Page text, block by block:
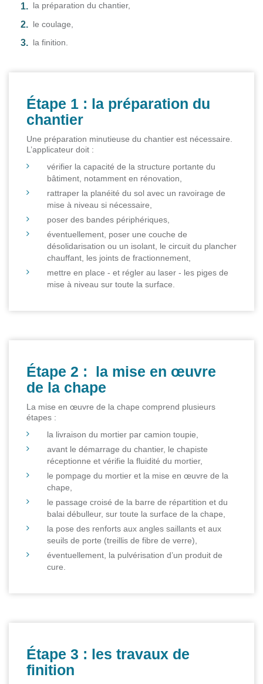
la préparation du chantier,
le coulage,
la finition.
Étape 1 : la préparation du
chantier
Une préparation minutieuse du chantier est nécessaire.
L’applicateur doit :
vérifier la capacité de la structure portante du
bâtiment, notamment en rénovation,
rattraper la planéité du sol avec un ravoirage de
mise à niveau si nécessaire,
poser des bandes périphériques,
éventuellement, poser une couche de
désolidarisation ou un isolant, le circuit du plancher
chauffant, les joints de fractionnement,
mettre en place - et régler au laser - les piges de
mise à niveau sur toute la surface.
Étape 2 : la mise en œuvre
de la chape
La mise en œuvre de la chape comprend plusieurs
étapes :
la livraison du mortier par camion toupie,
avant le démarrage du chantier, le chapiste
réceptionne et vérifie la fluidité du mortier,
le pompage du mortier et la mise en œuvre de la
chape,
le passage croisé de la barre de répartition et du
balai débulleur, sur toute la surface de la chape,
la pose des renforts aux angles saillants et aux
seuils de porte (treillis de fibre de verre),
éventuellement, la pulvérisation d’un produit de
cure.
Étape 3 : les travaux de
finition